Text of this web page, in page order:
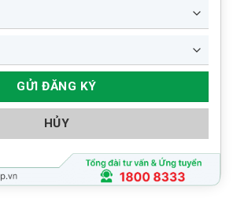
HỦY